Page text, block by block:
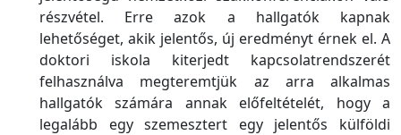
részvétel. Erre azok a hallgatók kapnak
lehetőséget, akik jelentős, új eredményt érnek el. A
doktori iskola kiterjedt kapcsolatrendszerét
felhasználva megteremtjük az arra alkalmas
hallgatók számára annak előfeltételét, hogy a
legalább egy szemesztert egy jelentős külföldi